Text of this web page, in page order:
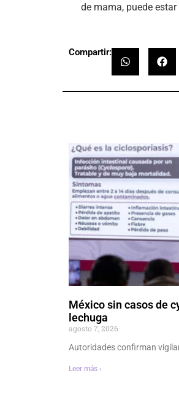
de mama, puede
Compartir:
México sin casos de
lechuga
agosto 7, 2026
Autoridades confirman
Leer más ›